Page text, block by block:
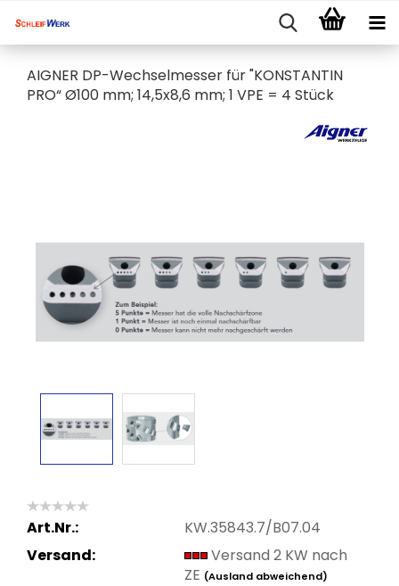
AIGNER DP-Wechselmesser für "KONSTANTIN
PRO“ Ø100 mm; 14,5x8,6 mm; 1 VPE = 4 Stück
Art.Nr.:
KW.35843.7/B07.04
Versand:
Versand 2 KW nach
ZE (Ausland abweichend)